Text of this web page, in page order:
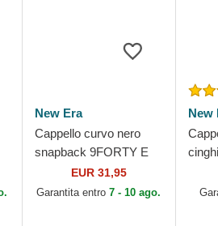
New Era
Cappello curvo nero
snapback 9FORTY E
Frame Metallic dei Los
Angeles Lakers NBA di
EUR 31,95
Garantita entro7 - 10 ago.
New
dei
NBA